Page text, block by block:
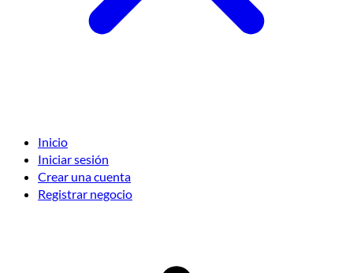
Inicio
Iniciar sesión
Crear una cuenta
Registrar negocio